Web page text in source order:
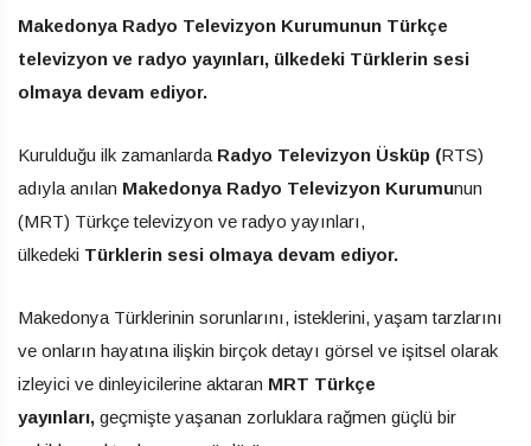
Makedonya Radyo Televizyon Kurumunun Türkçe
televizyon ve radyo yayınları, ülkedeki Türklerin sesi
olmaya devam ediyor.
Kurulduğu ilk zamanlarda Radyo Televizyon Üsküp (RTS)
adıyla anılan Makedonya Radyo Televizyon Kurumunun
(MRT) Türkçe televizyon ve radyo yayınları,
ülkedeki Türklerin sesi olmaya devam ediyor.
Makedonya Türklerinin sorunlarını, isteklerini, yaşam tarzlarını
ve onların hayatına ilişkin birçok detayı görsel ve işitsel olarak
izleyici ve dinleyicilerine aktaran MRT Türkçe
yayınları, geçmişte yaşanan zorluklara rağmen güçlü bir